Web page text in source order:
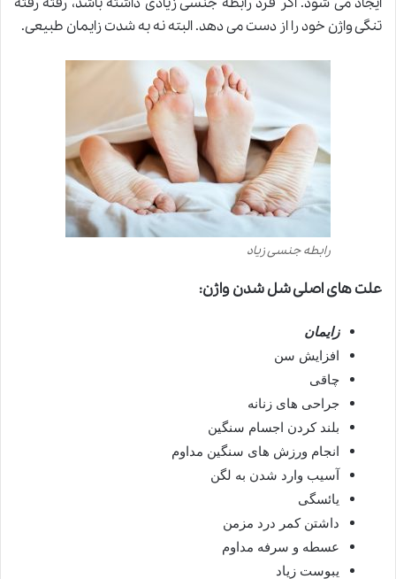
تنگی واژن خود را از دست می دهد. البته نه به شدت زایمان طبیعی.
رابطه جنسی زیاد
علت های اصلی شل شدن واژن:
زایمان
افزایش سن
چاقی
جراحی های زنانه
بلند کردن اجسام سنگین
انجام ورزش ‌های سنگین مداوم
آسیب وارد شدن به لگن
یائسگی
داشتن کمر درد مزمن
عسطه و سرفه مداوم
یبوست زیاد